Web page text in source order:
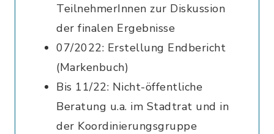
TeilnehmerInnen zur Diskussion
der finalen Ergebnisse
07/2022: Erstellung Endbericht
(Markenbuch)
Bis 11/22: Nicht-öffentliche
Beratung u.a. im Stadtrat und in
der Koordinierungsgruppe